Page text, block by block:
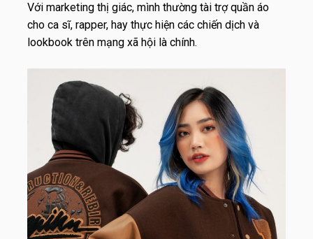
Với marketing thị giác, mình thường tài trợ quần áo
cho ca sĩ, rapper, hay thực hiện các chiến dịch và
lookbook trên mạng xã hội là chính.